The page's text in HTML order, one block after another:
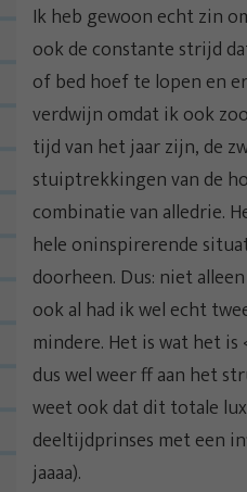
Ik heb gewoon echt zin
ook de constante strijd
of bed hoef te lopen en
verdwijn omdat ik ook
tijd van het jaar zijn, de
stuiptrekkingen van de
combinatie van alledrie.
hele oninspirerende
doorheen. Dus: niet
ook al had ik wel echt
mindere. Het is wat het is
dus wel weer ff aan het
weet ook dat dit totale
deeltijdprinses met een
jaaaa).